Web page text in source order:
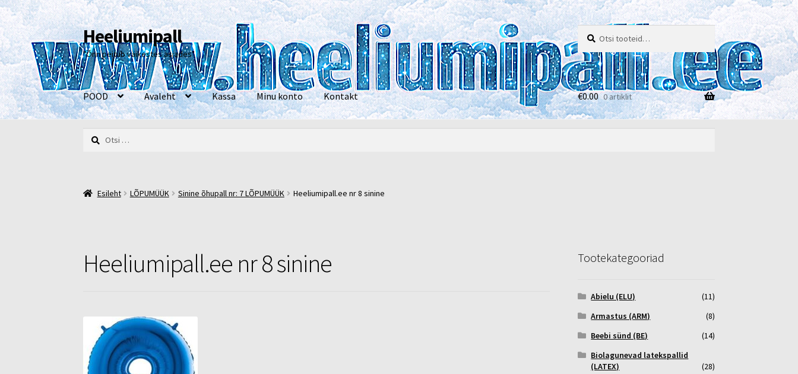
Liigu
navigeerimisele
Liigu
sisu
juurde
Heeliumipall
"Õnn peitub väikestes asjades"
Otsi:
Otsi
POOD Avaleht Kassa Minu konto Kontakt
EsilehtKassa
€0.00 0 artiklit
Otsi:
Esileht LÕPUMÜÜK Sinine õhupall nr: 7 LÕPUMÜÜK Heeliumipall.ee nr 8 sinine
Heeliumipall.ee nr 8 sinine Tootekategooriad
Abielu (ELU)
(11)
Armastus (ARM)
(8)
Beebi sünd (BE)
(14)
Biolagunevad latekspallid
(LATEX)
(28)